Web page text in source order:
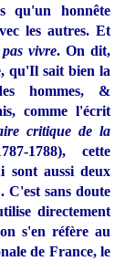
qu'un honnête
les autres. Et
vivre. On dit,
qu'Il sait bien la
hommes, &
comme l'écrit
critique de la
1788), cette
sont aussi deux
C'est sans doute
directement
s'en réfère au
de France, le